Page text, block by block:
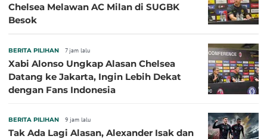
Chelsea Melawan AC Milan di SUGBK
Besok
BERITA PILIHAN 7 jam lalu
Xabi Alonso Ungkap Alasan Chelsea
Datang ke Jakarta, Ingin Lebih Dekat
dengan Fans Indonesia
BERITA PILIHAN 9 jam lalu
Tak Ada Lagi Alasan, Alexander Isak dan